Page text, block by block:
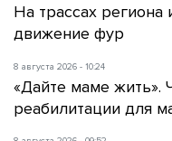
На трассах
движение фур
8 августа 2026 - 10:24
«Дайте маме жить».
реабилитации для